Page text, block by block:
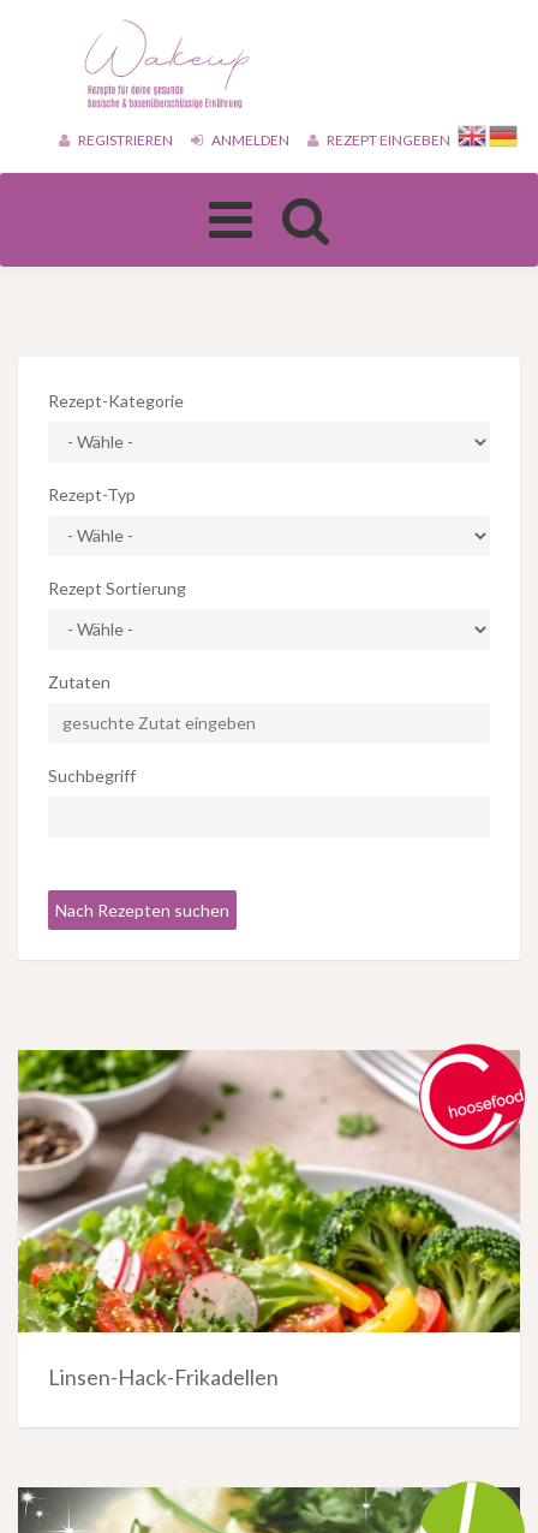
REGISTRIEREN ANMELDEN REZEPT EINGEBEN
Toggle
navigation
Rezept-Kategorie
Rezept-Typ
Rezept Sortierung
Zutaten
Suchbegriff
Nach Rezepten suchen
Linsen-Hack-Frikadellen